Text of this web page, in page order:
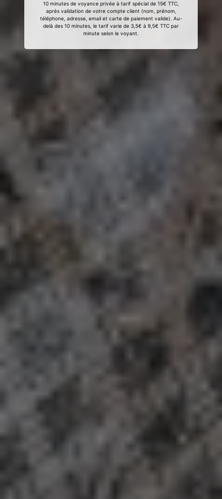
10 minutes de voyance privée à tarif spécial de 15€ TTC,
après validation de votre compte client (nom, prénom,
téléphone, adresse, email et carte de paiement valide). Au-
delà des 10 minutes, le tarif varie de 3,5€ à 9,5€ TTC par
minute selon le voyant.